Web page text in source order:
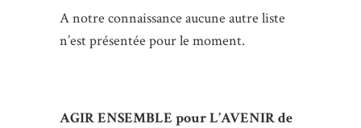
A notre connaissance aucune autre liste
n’est présentée pour le moment.
AGIR ENSEMBLE pour L’AVENIR de